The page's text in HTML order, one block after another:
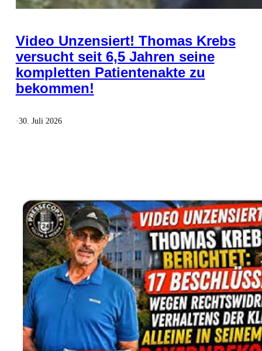
Video Unzensiert! Thomas Krebs
versucht seit 6,5 Jahren seine
kompletten Patientenakte zu
bekommen!
·30. Juli 2026